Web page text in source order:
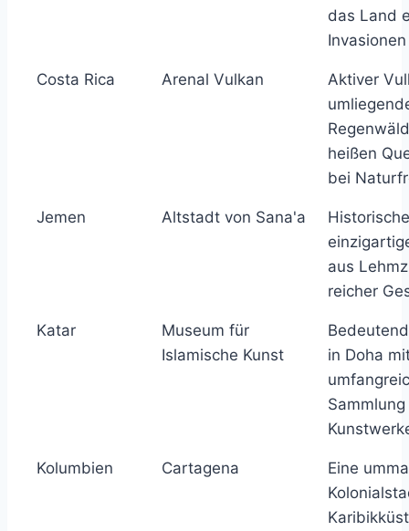
das Land
Costa Rica Arenal Vulkan
Aktiver
heißen
bei
Jemen Altstadt von Sana'a
aus
reicher
Katar
Museum für
Islamische Kunst
in Doha
Kolumbien Cartagena
Eine